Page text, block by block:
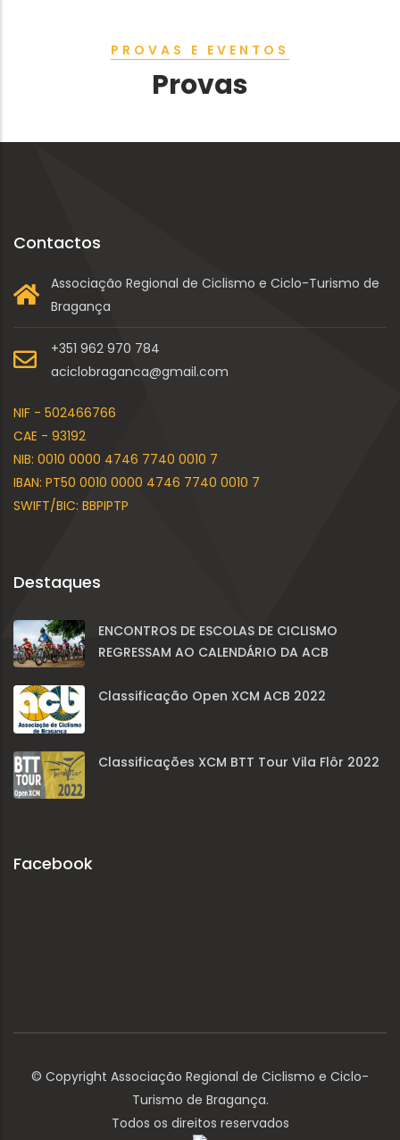
PROVAS E EVENTOS
Provas
Contactos
Associação Regional de Ciclismo e Ciclo-Turismo de
Bragança
+351 962 970 784
aciclobraganca@gmail.com
NIF - 502466766
CAE - 93192
NIB: 0010 0000 4746 7740 0010 7
IBAN: PT50 0010 0000 4746 7740 0010 7
SWIFT/BIC: BBPIPTP
Destaques
ENCONTROS DE ESCOLAS DE CICLISMO
REGRESSAM AO CALENDÁRIO DA ACB
Classificação Open XCM ACB 2022
Classificações XCM BTT Tour Vila Flôr 2022
Facebook
© Copyright Associação Regional de Ciclismo e Ciclo-
Turismo de Bragança.
Todos os direitos reservados